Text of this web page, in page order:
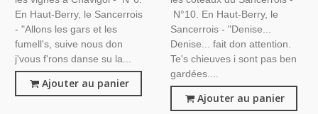
En Haut-Berry, le Sancerrois
- "Allons les gars et les
fumell's, suive nous don
j'vous f'rons danse su la...
Ajouter au panier
N°10. En Haut-Berry, le
Sancerrois - "Denise...
Denise... fait don attention.
Te's chieuves i sont pas ben
gardées....
Ajouter au panier